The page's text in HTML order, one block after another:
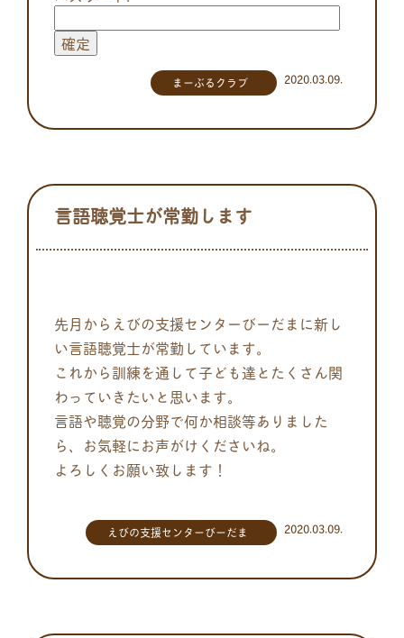
2020.03.09.
まーぶるクラブ
言語聴覚士が常勤します
先月からえびの支援センターびーだまに新し
い言語聴覚士が常勤しています。
これから訓練を通して子ども達とたくさん関
わっていきたいと思います。
言語や聴覚の分野で何か相談等ありました
ら、お気軽にお声がけくださいね。
よろしくお願い致します！
2020.03.09.
えびの支援センターびーだま